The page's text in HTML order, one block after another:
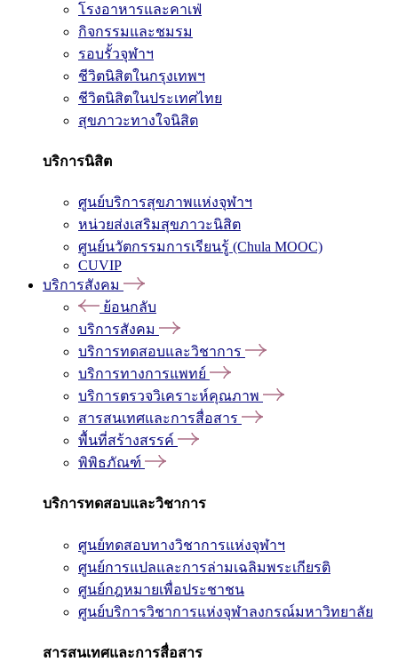
โรงอาหารและคาเฟ่
กิจกรรมและชมรม
รอบรั้วจุฬาฯ
ชีวิตนิสิตในกรุงเทพฯ
ชีวิตนิสิตในประเทศไทย
สุขภาวะทางใจนิสิต
บริการนิสิต
ศูนย์บริการสุขภาพแห่งจุฬาฯ
หน่วยส่งเสริมสุขภาวะนิสิต
ศูนย์นวัตกรรมการเรียนรู้ (Chula MOOC)
CUVIP
บริการสังคม
ย้อนกลับ
บริการสังคม
บริการทดสอบและวิชาการ
บริการทางการแพทย์
บริการตรวจวิเคราะห์คุณภาพ
สารสนเทศและการสื่อสาร
พื้นที่สร้างสรรค์
พิพิธภัณฑ์
บริการทดสอบและวิชาการ
ศูนย์ทดสอบทางวิชาการแห่งจุฬาฯ
ศูนย์การแปลและการล่ามเฉลิมพระเกียรติ
ศูนย์กฎหมายเพื่อประชาชน
ศูนย์บริการวิชาการแห่งจุฬาลงกรณ์มหาวิทยาลัย
สารสนเทศและการสื่อสาร